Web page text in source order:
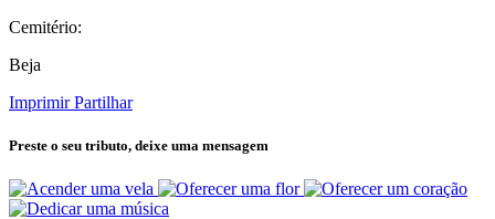
Cemitério:
Beja
Imprimir Partilhar
Preste o seu tributo, deixe uma mensagem